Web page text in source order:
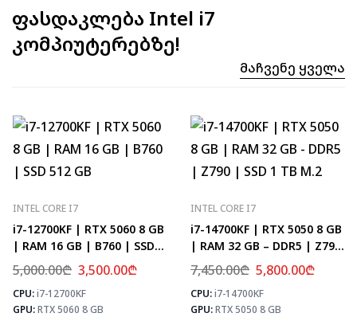
ფასდაკლება Intel i7
კომპიუტერებზე!
Მაჩვენე Ყველა
INTEL CORE I7
i7-12700KF | RTX 5060 8 GB
| RAM 16 GB | B760 | SSD
512 GB
5,000.00₾ 3,500.00₾
CPU:i7-12700KF
GPU:RTX 5060 8 GB
⚡ MAX FPS
CS2
331
INTEL CORE I7
i7-14700KF | RTX 5050 8 GB
| RAM 32 GB – DDR5 | Z790
| SSD 1 TB M.2
7,450.00₾ 5,800.00₾
CPU:i7-14700KF
GPU:RTX 5050 8 GB